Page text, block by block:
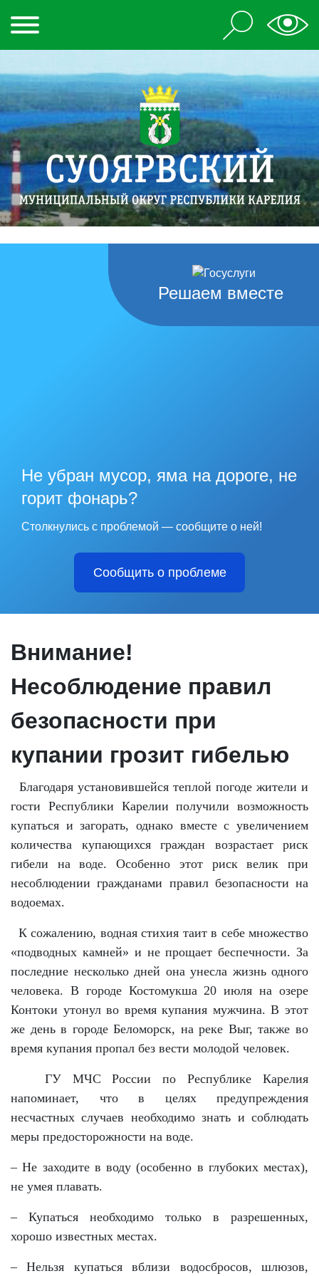
Решаем вместе
Не убран мусор, яма на дороге, не
горит фонарь?
Столкнулись с проблемой — сообщите о ней!
Сообщить о проблеме
Внимание!
Несоблюдение правил
безопасности при
купании грозит гибелью
Благодаря установившейся теплой погоде жители и
гости Республики Карелии получили возможность
купаться и загорать, однако вместе с увеличением
количества купающихся граждан возрастает риск
гибели на воде. Особенно этот риск велик при
несоблюдении гражданами правил безопасности на
водоемах.
К сожалению, водная стихия таит в себе множество
«подводных камней» и не прощает беспечности. За
последние несколько дней она унесла жизнь одного
человека. В городе Костомукша 20 июля на озере
Контоки утонул во время купания мужчина. В этот
же день в городе Беломорск, на реке Выг, также во
время купания пропал без вести молодой человек.
ГУ МЧС России по Республике Карелия
напоминает, что в целях предупреждения
несчастных случаев необходимо знать и соблюдать
меры предосторожности на воде.
– Не заходите в воду (особенно в глубоких местах),
не умея плавать.
– Купаться необходимо только в разрешенных,
хорошо известных местах.
– Нельзя купаться вблизи водосбросов, шлюзов,